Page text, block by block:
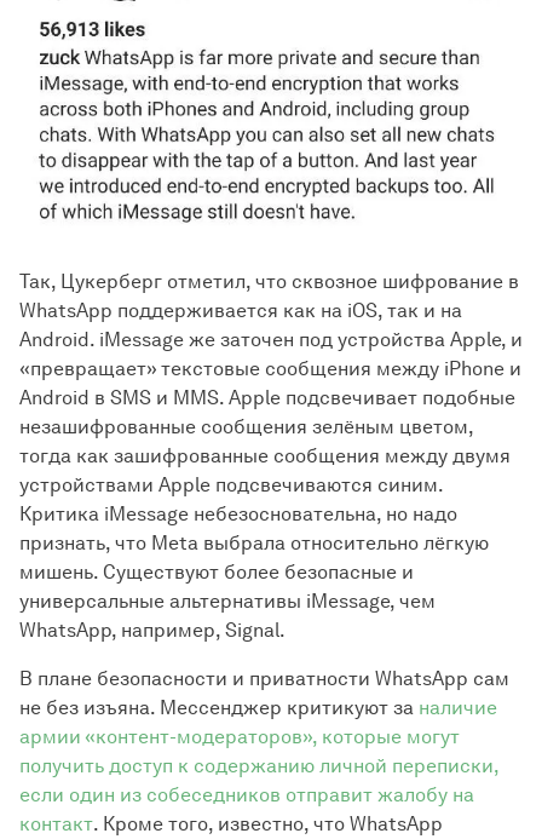
Так, Цукерберг отметил, что сквозное шифрование в
WhatsApp поддерживается как на iOS, так и на
Android. iMessage же заточен под устройства Apple, и
«превращает» текстовые сообщения между iPhone и
Android в SMS и MMS. Apple подсвечивает подобные
незашифрованные сообщения зелёным цветом,
тогда как зашифрованные сообщения между двумя
устройствами Apple подсвечиваются синим.
Критика iMessage небезосновательна, но надо
признать, что Meta выбрала относительно лёгкую
мишень. Существуют более безопасные и
универсальные альтернативы iMessage, чем
WhatsApp, например, Signal.
В плане безопасности и приватности WhatsApp сам
не без изъяна. Мессенджер критикуют за наличие
армии «контент-модераторов», которые могут
получить доступ к содержанию личной переписки,
если один из собеседников отправит жалобу на
контакт. Кроме того, известно, что WhatsApp